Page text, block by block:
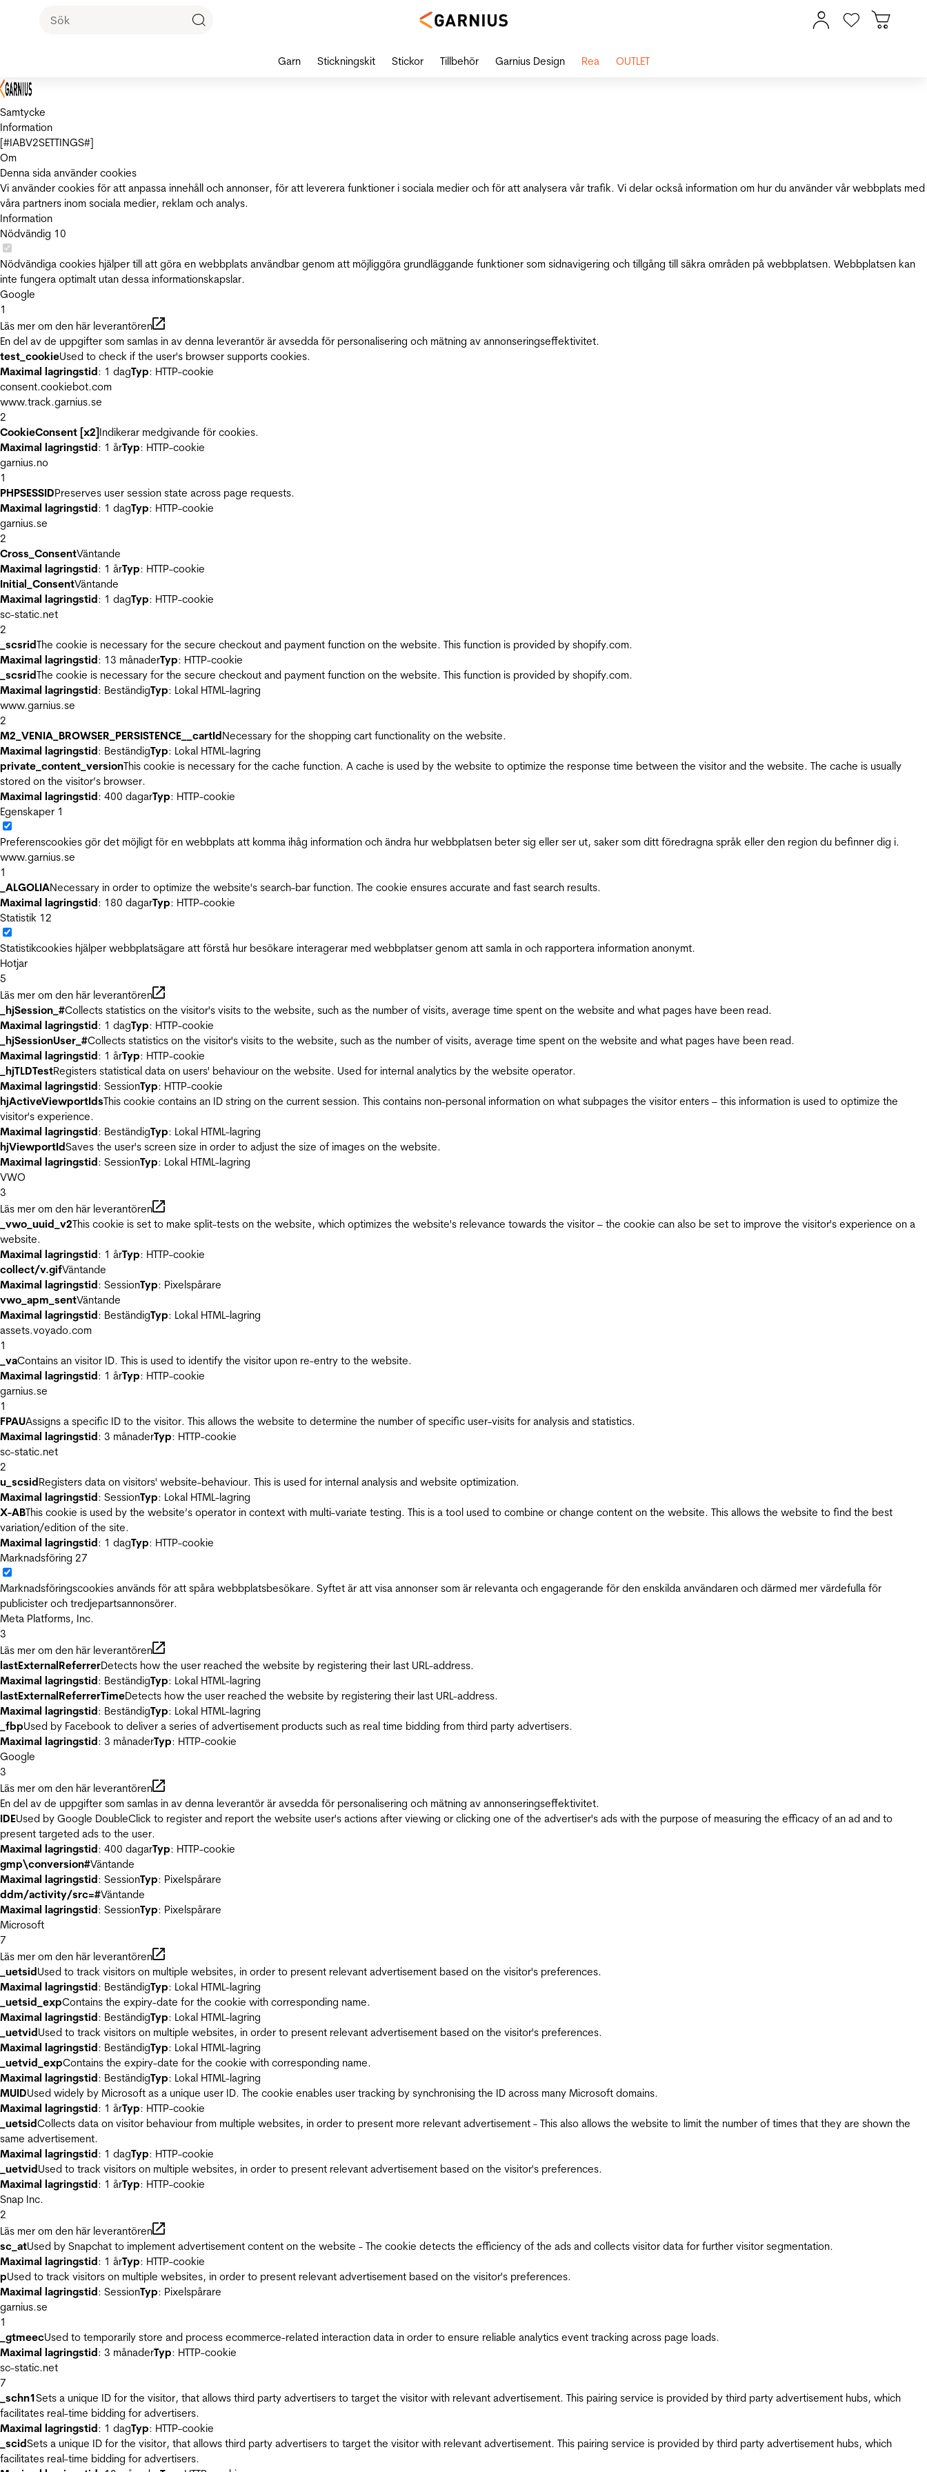
Samtycke
Information
[#IABV2SETTINGS#]
Om
Denna sida använder cookies
Vi använder cookies för att anpassa innehåll och annonser, för att leverera funktioner i sociala medier och för att analysera vår trafik. Vi delar också information om hur du använder vår webbplats med
våra partners inom sociala medier, reklam och analys.
Information
Nödvändig 10
Nödvändiga cookies hjälper till att göra en webbplats användbar genom att möjliggöra grundläggande funktioner som sidnavigering och tillgång till säkra områden på webbplatsen. Webbplatsen kan
inte fungera optimalt utan dessa informationskapslar.
Google
1
Läs mer om den här leverantören
En del av de uppgifter som samlas in av denna leverantör är avsedda för personalisering och mätning av annonseringseffektivitet.
test_cookieUsed to check if the user's browser supports cookies.
Maximal lagringstid: 1 dagTyp: HTTP-cookie
consent.cookiebot.com
www.track.garnius.se
2
CookieConsent [x2]Indikerar medgivande för cookies.
Maximal lagringstid: 1 årTyp: HTTP-cookie
garnius.no
1
PHPSESSIDPreserves user session state across page requests.
Maximal lagringstid: 1 dagTyp: HTTP-cookie
garnius.se
2
Cross_ConsentVäntande
Maximal lagringstid: 1 årTyp: HTTP-cookie
Initial_ConsentVäntande
Maximal lagringstid: 1 dagTyp: HTTP-cookie
sc-static.net
2
_scsridThe cookie is necessary for the secure checkout and payment function on the website. This function is provided by shopify.com.
Maximal lagringstid: 13 månaderTyp: HTTP-cookie
_scsridThe cookie is necessary for the secure checkout and payment function on the website. This function is provided by shopify.com.
Maximal lagringstid: BeständigTyp: Lokal HTML-lagring
www.garnius.se
2
M2_VENIA_BROWSER_PERSISTENCE__cartIdNecessary for the shopping cart functionality on the website.
Maximal lagringstid: BeständigTyp: Lokal HTML-lagring
private_content_versionThis cookie is necessary for the cache function. A cache is used by the website to optimize the response time between the visitor and the website. The cache is usually
stored on the visitor’s browser.
Maximal lagringstid: 400 dagarTyp: HTTP-cookie
Egenskaper 1
Preferenscookies gör det möjligt för en webbplats att komma ihåg information och ändra hur webbplatsen beter sig eller ser ut, saker som ditt föredragna språk eller den region du befinner dig i.
www.garnius.se
1
_ALGOLIANecessary in order to optimize the website's search-bar function. The cookie ensures accurate and fast search results.
Maximal lagringstid: 180 dagarTyp: HTTP-cookie
Statistik 12
Statistikcookies hjälper webbplatsägare att förstå hur besökare interagerar med webbplatser genom att samla in och rapportera information anonymt.
Hotjar
5
Läs mer om den här leverantören
_hjSession_#Collects statistics on the visitor's visits to the website, such as the number of visits, average time spent on the website and what pages have been read.
Maximal lagringstid: 1 dagTyp: HTTP-cookie
_hjSessionUser_#Collects statistics on the visitor's visits to the website, such as the number of visits, average time spent on the website and what pages have been read.
Maximal lagringstid: 1 årTyp: HTTP-cookie
_hjTLDTestRegisters statistical data on users' behaviour on the website. Used for internal analytics by the website operator.
Maximal lagringstid: SessionTyp: HTTP-cookie
hjActiveViewportIdsThis cookie contains an ID string on the current session. This contains non-personal information on what subpages the visitor enters – this information is used to optimize the
visitor's experience.
Maximal lagringstid: BeständigTyp: Lokal HTML-lagring
hjViewportIdSaves the user's screen size in order to adjust the size of images on the website.
Maximal lagringstid: SessionTyp: Lokal HTML-lagring
VWO
3
Läs mer om den här leverantören
_vwo_uuid_v2This cookie is set to make split-tests on the website, which optimizes the website's relevance towards the visitor – the cookie can also be set to improve the visitor's experience on a
website.
Maximal lagringstid: 1 årTyp: HTTP-cookie
collect/v.gifVäntande
Maximal lagringstid: SessionTyp: Pixelspårare
vwo_apm_sentVäntande
Maximal lagringstid: BeständigTyp: Lokal HTML-lagring
assets.voyado.com
1
_vaContains an visitor ID. This is used to identify the visitor upon re-entry to the website.
Maximal lagringstid: 1 årTyp: HTTP-cookie
garnius.se
1
FPAUAssigns a specific ID to the visitor. This allows the website to determine the number of specific user-visits for analysis and statistics.
Maximal lagringstid: 3 månaderTyp: HTTP-cookie
sc-static.net
2
u_scsidRegisters data on visitors' website-behaviour. This is used for internal analysis and website optimization.
Maximal lagringstid: SessionTyp: Lokal HTML-lagring
X-ABThis cookie is used by the website’s operator in context with multi-variate testing. This is a tool used to combine or change content on the website. This allows the website to find the best
variation/edition of the site.
Maximal lagringstid: 1 dagTyp: HTTP-cookie
Marknadsföring 27
Marknadsföringscookies används för att spåra webbplatsbesökare. Syftet är att visa annonser som är relevanta och engagerande för den enskilda användaren och därmed mer värdefulla för
publicister och tredjepartsannonsörer.
Meta Platforms, Inc.
3
Läs mer om den här leverantören
lastExternalReferrerDetects how the user reached the website by registering their last URL-address.
Maximal lagringstid: BeständigTyp: Lokal HTML-lagring
lastExternalReferrerTimeDetects how the user reached the website by registering their last URL-address.
Maximal lagringstid: BeständigTyp: Lokal HTML-lagring
_fbpUsed by Facebook to deliver a series of advertisement products such as real time bidding from third party advertisers.
Maximal lagringstid: 3 månaderTyp: HTTP-cookie
Google
3
Läs mer om den här leverantören
En del av de uppgifter som samlas in av denna leverantör är avsedda för personalisering och mätning av annonseringseffektivitet.
IDEUsed by Google DoubleClick to register and report the website user's actions after viewing or clicking one of the advertiser's ads with the purpose of measuring the efficacy of an ad and to
present targeted ads to the user.
Maximal lagringstid: 400 dagarTyp: HTTP-cookie
gmp\conversion#Väntande
Maximal lagringstid: SessionTyp: Pixelspårare
ddm/activity/src=#Väntande
Maximal lagringstid: SessionTyp: Pixelspårare
Microsoft
7
Läs mer om den här leverantören
_uetsidUsed to track visitors on multiple websites, in order to present relevant advertisement based on the visitor's preferences.
Maximal lagringstid: BeständigTyp: Lokal HTML-lagring
_uetsid_expContains the expiry-date for the cookie with corresponding name.
Maximal lagringstid: BeständigTyp: Lokal HTML-lagring
_uetvidUsed to track visitors on multiple websites, in order to present relevant advertisement based on the visitor's preferences.
Maximal lagringstid: BeständigTyp: Lokal HTML-lagring
_uetvid_expContains the expiry-date for the cookie with corresponding name.
Maximal lagringstid: BeständigTyp: Lokal HTML-lagring
MUIDUsed widely by Microsoft as a unique user ID. The cookie enables user tracking by synchronising the ID across many Microsoft domains.
Maximal lagringstid: 1 årTyp: HTTP-cookie
_uetsidCollects data on visitor behaviour from multiple websites, in order to present more relevant advertisement - This also allows the website to limit the number of times that they are shown the
same advertisement.
Maximal lagringstid: 1 dagTyp: HTTP-cookie
_uetvidUsed to track visitors on multiple websites, in order to present relevant advertisement based on the visitor's preferences.
Maximal lagringstid: 1 årTyp: HTTP-cookie
Snap Inc.
2
Läs mer om den här leverantören
sc_atUsed by Snapchat to implement advertisement content on the website - The cookie detects the efficiency of the ads and collects visitor data for further visitor segmentation.
Maximal lagringstid: 1 årTyp: HTTP-cookie
pUsed to track visitors on multiple websites, in order to present relevant advertisement based on the visitor's preferences.
Maximal lagringstid: SessionTyp: Pixelspårare
garnius.se
1
_gtmeecUsed to temporarily store and process ecommerce-related interaction data in order to ensure reliable analytics event tracking across page loads.
Maximal lagringstid: 3 månaderTyp: HTTP-cookie
sc-static.net
7
_schn1Sets a unique ID for the visitor, that allows third party advertisers to target the visitor with relevant advertisement. This pairing service is provided by third party advertisement hubs, which
facilitates real-time bidding for advertisers.
Maximal lagringstid: 1 dagTyp: HTTP-cookie
_scidSets a unique ID for the visitor, that allows third party advertisers to target the visitor with relevant advertisement. This pairing service is provided by third party advertisement hubs, which
facilitates real-time bidding for advertisers.
Garn Stickningskit Stickor Tillbehör Garnius Design Rea OUTLET